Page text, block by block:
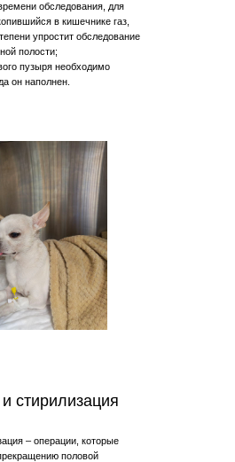
обследования, для
в кишечнике газ,
упростит обследование
полости;
пузыря необходимо
он наполнен.
– операции, которые
половой
стирилизация